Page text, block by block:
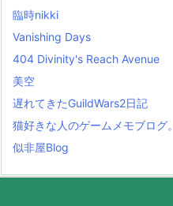
臨時nikki
Vanishing Days
404 Divinity's Reach Avenue
美空
遅れてきたGuildWars2日記
猫好きな人のゲームメモブログ。
似非屋Blog